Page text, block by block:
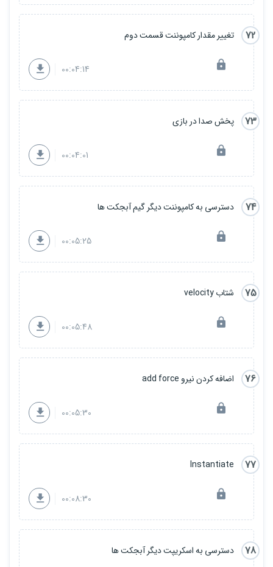
72 تغییر مقدار کامپوننت قسمت دوم
00:04:14
73 پخش صدا در بازی
00:04:01
74 دسترسی به کامپوننت دیگر گیم آبجکت ها
00:05:25
75 شتاب velocity
00:05:48
76 اضافه کردن نیرو add force
00:05:30
77
Instantiate
00:08:30
78 دسترسی به اسکریپت دیگر آبجکت ها